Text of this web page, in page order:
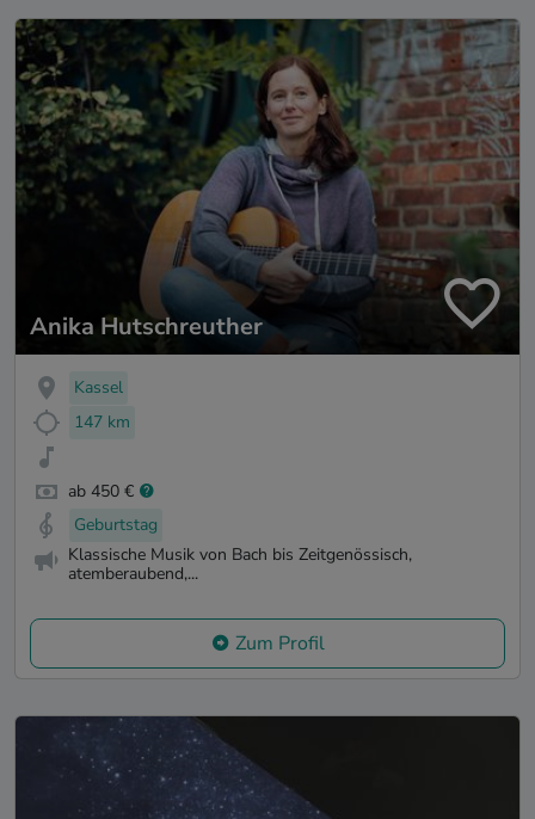
Anika Hutschreuther
Kassel
147 km
ab 450 €
Geburtstag
Klassische Musik von Bach bis Zeitgenössisch,
atemberaubend,...
Zum Profil